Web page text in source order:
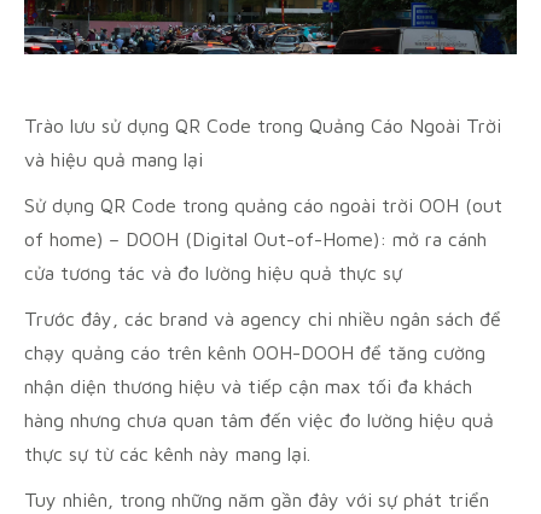
Trào lưu sử dụng QR Code trong Quảng Cáo Ngoài Trời
và hiệu quả mang lại
Sử dụng QR Code trong quảng cáo ngoài trời OOH (out
of home) – DOOH (Digital Out-of-Home): mở ra cánh
cửa tương tác và đo lường hiệu quả thực sự
Trước đây, các brand và agency chi nhiều ngân sách để
chạy quảng cáo trên kênh OOH-DOOH để tăng cường
nhận diện thương hiệu và tiếp cận max tối đa khách
hàng nhưng chưa quan tâm đến việc đo lường hiệu quả
thực sự từ các kênh này mang lại.
Tuy nhiên, trong những năm gần đây với sự phát triển